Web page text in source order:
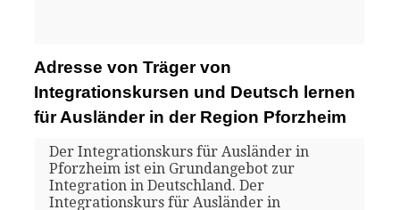
Adresse von Träger von
Integrationskursen und Deutsch lernen
für Ausländer in der Region Pforzheim
Der Integrationskurs für Ausländer in
Pforzheim ist ein Grundangebot zur
Integration in Deutschland. Der
Integrationskurs für Ausländer in